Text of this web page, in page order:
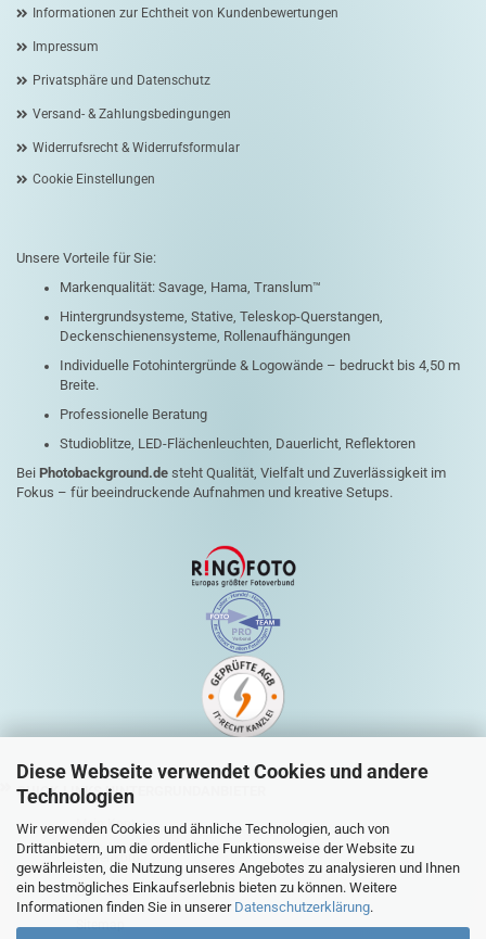
Diese Webseite verwendet Cookies und andere
Technologien
Wir verwenden Cookies und ähnliche Technologien, auch von
Drittanbietern, um die ordentliche Funktionsweise der Website zu
gewährleisten, die Nutzung unseres Angebotes zu analysieren und Ihnen
ein bestmögliches Einkaufserlebnis bieten zu können. Weitere
Informationen finden Sie in unserer Datenschutzerklärung.
Informationen zur Echtheit von Kundenbewertungen
Impressum
Privatsphäre und Datenschutz
Versand- & Zahlungsbedingungen
Widerrufsrecht & Widerrufsformular
Cookie Einstellungen
Unsere Vorteile für Sie:
Markenqualität: Savage, Hama, Translum™
Hintergrundsysteme, Stative, Teleskop-Querstangen,
Deckenschienensysteme, Rollenaufhängungen
Individuelle Fotohintergründe & Logowände – bedruckt bis 4,50 m
Breite.
Professionelle Beratung
Studioblitze, LED-Flächenleuchten, Dauerlicht, Reflektoren
Bei Photobackground.de steht Qualität, Vielfalt und Zuverlässigkeit im
Fokus – für beeindruckende Aufnahmen und kreative Setups.
QUICK-LINKS HINTERGRUNDANBIETER
Mein Konto
Warenkorb
Zur Kasse
Sitemap